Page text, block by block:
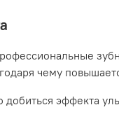
чему
эффекта